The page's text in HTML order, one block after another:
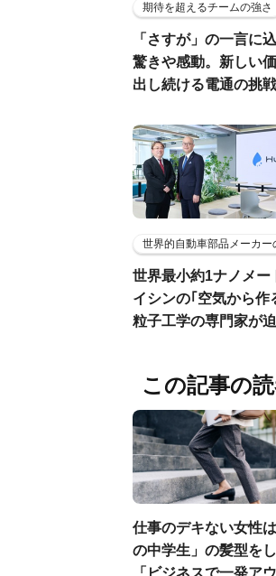
期待を超えるチームの強さ
「さすが」の一言に
驚きや感動。新しい
出し続ける電通の挑戦
世界的自動車部品メーカー
世界最小約1ナノメー
イシンの｢空気から作
粒子工学の専門家が
この記事の
仕事のデキない女性
の中学生」の髪型を
「ビジネスで一発ア